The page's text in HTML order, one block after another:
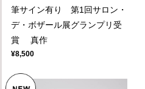
筆サイン有り 第1回サロン・
デ・ボザール展グランプリ受
賞 真作
¥8,500